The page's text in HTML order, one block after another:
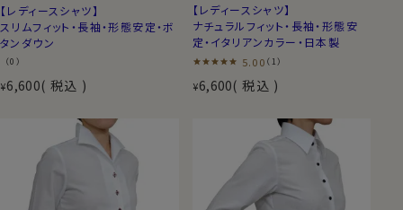
【レディースシャツ】
スリムフィット・長袖・形態安定・ボ
タンダウン
（0）
¥6,600 税込
【レディースシャツ】
ナチュラルフィット・長袖・形態安
定・イタリアンカラー・日本製
5.00 （1）
¥6,600 税込